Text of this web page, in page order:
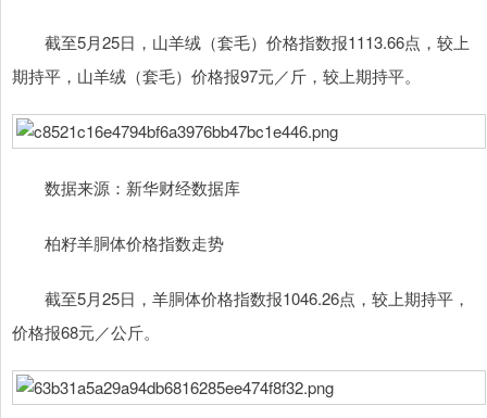
截至5月25日，山羊绒（套毛）价格指数报1113.66点，较上
期持平，山羊绒（套毛）价格报97元／斤，较上期持平。
数据来源：新华财经数据库
柏籽羊胴体价格指数走势
截至5月25日，羊胴体价格指数报1046.26点，较上期持平，
价格报68元／公斤。